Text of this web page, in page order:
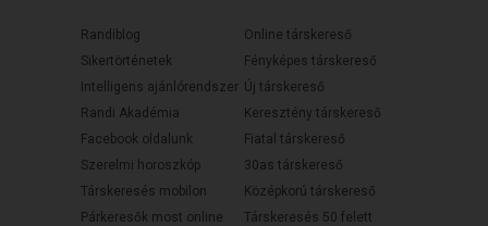
Randiblog
Sikertörténetek
Intelligens ajánlórendszer
Randi Akadémia
Facebook oldalunk
Szerelmi horoszkóp
Társkeresés mobilon
Párkeresők most online
Online társkereső
Fényképes társkereső
Új társkereső
Keresztény társkereső
Fiatal társkereső
30as társkereső
Középkorú társkereső
Társkeresés 50 felett